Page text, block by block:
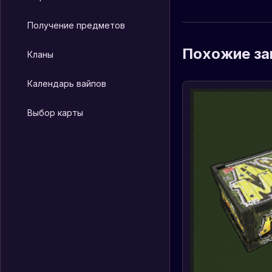
Получение предметов
Кланы
Календарь вайпов
Выбор карты
Похожие